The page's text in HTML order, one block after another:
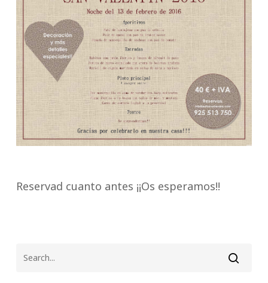
Reservad cuanto antes ¡¡Os esperamos!!